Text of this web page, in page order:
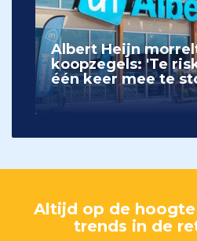
Albert Heijn
koopzegels: 'Te
één keer mee te
Altijd op de
trends in de